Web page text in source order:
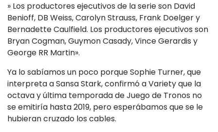
» Los productores ejecutivos de la serie son David
Benioff, DB Weiss, Carolyn Strauss, Frank Doelger y
Bernadette Caulfield. Los productores ejecutivos son
Bryan Cogman, Guymon Casady, Vince Gerardis y
George RR Martin».
Ya lo sabíamos un poco porque Sophie Turner, que
interpreta a Sansa Stark, confirmó a Variety que la
octava y última temporada de Juego de Tronos no
se emitiría hasta 2019, pero esperábamos que se le
hubieran cruzado los cables.